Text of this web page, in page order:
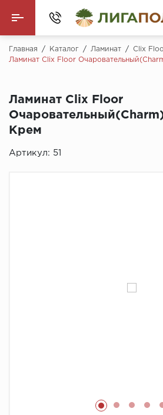
Назад
Кварцвинил (LVT)
Паркетная доска
SPC Ламинат
Главная / Каталог / Ламинат / Clix
Ламинат Clix Floor
Ламинат Clix Floor
Крем
Артикул: 51